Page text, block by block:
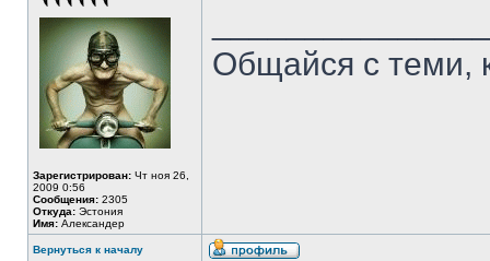
Зарегистрирован: Чт ноя 26,
2009 0:56
Сообщения: 2305
Откуда: Эстония
Имя: Александер
Общайся с теми,
Вернуться к началу